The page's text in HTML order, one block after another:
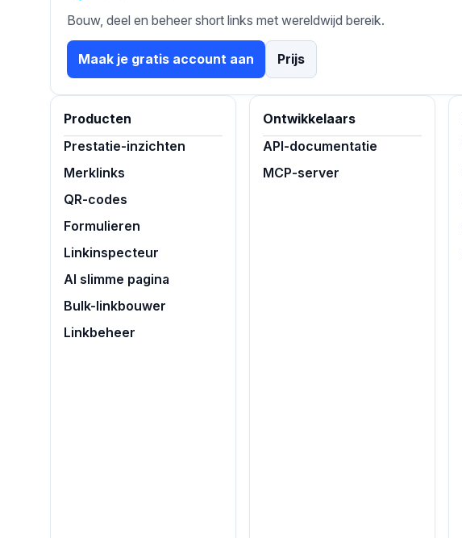
Bouw, deel en beheer short links met wereldwijd bereik.
Maak je gratis account aan Prijs
Producten
Prestatie-inzichten
Merklinks
QR-codes
Formulieren
Linkinspecteur
AI slimme pagina
Bulk-linkbouwer
Linkbeheer
Ontwikkelaars
API-documentatie
MCP-server